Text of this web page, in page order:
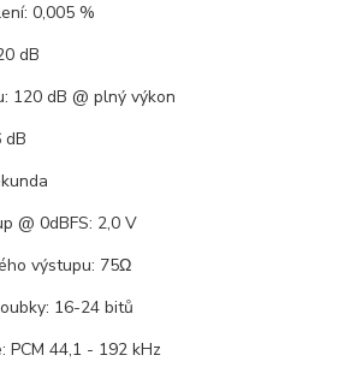
0,005 %
dB
120 dB @ plný výkon
dB
@ 0dBFS: 2,0 V
výstupu: 75Ω
16-24 bitů
PCM 44,1 - 192 kHz